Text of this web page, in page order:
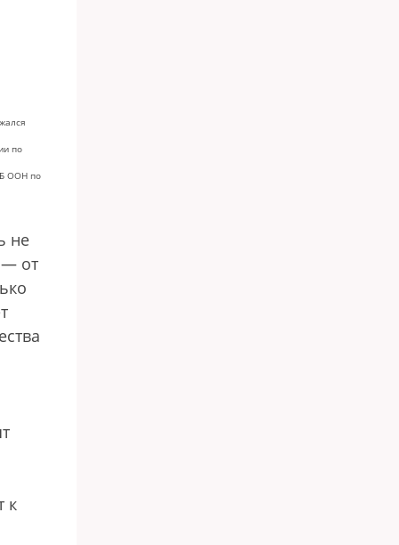
по
ООН по
не
— от
к